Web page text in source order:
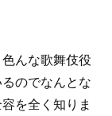
んな歌舞伎役
のでなんとな
を全く知りま